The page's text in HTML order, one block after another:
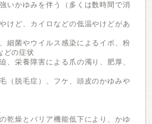
いかゆみを伴う（多くは数時間で消
けど、カイロなどの低温やけどがあ
細菌やウイルス感染によるイボ、粉
どの症状
、栄養障害による爪の濁り、肥厚、
（脱毛症）、フケ、頭皮のかゆみや
乾燥とバリア機能低下により、かゆ